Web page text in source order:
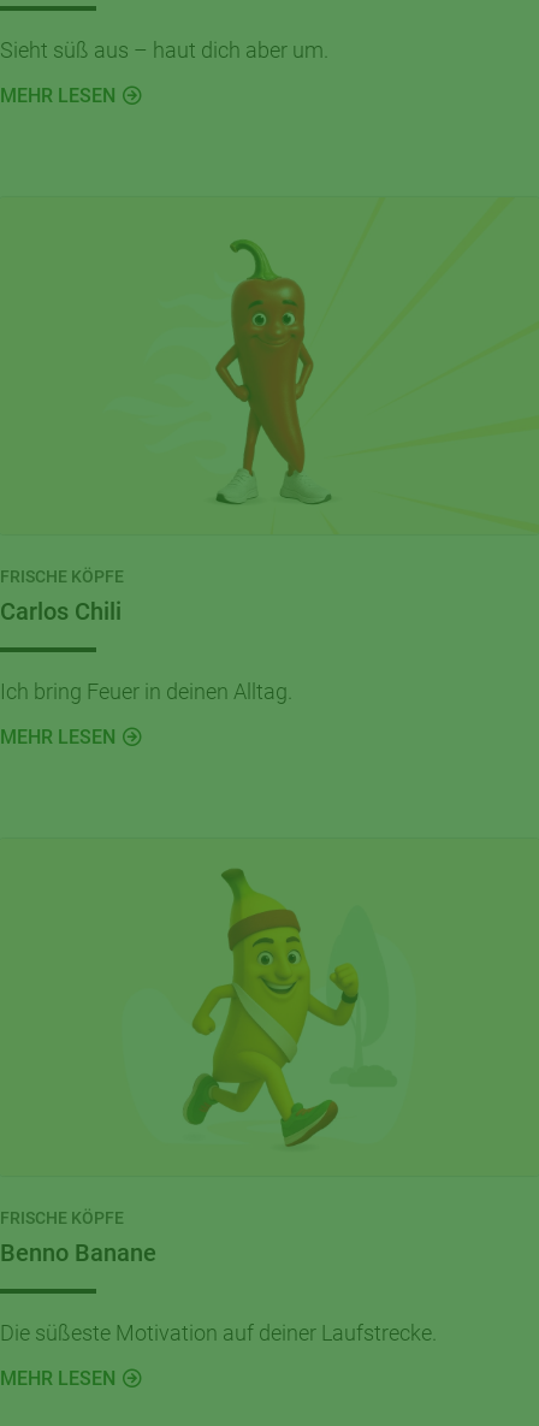
Sieht süß aus – haut dich aber um.
MEHR LESEN
FRISCHE KÖPFE
Carlos Chili
Ich bring Feuer in deinen Alltag.
MEHR LESEN
FRISCHE KÖPFE
Benno Banane
Die süßeste Motivation auf deiner Laufstrecke.
MEHR LESEN